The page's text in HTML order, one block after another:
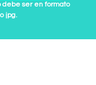
debe ser en formato
jpg.